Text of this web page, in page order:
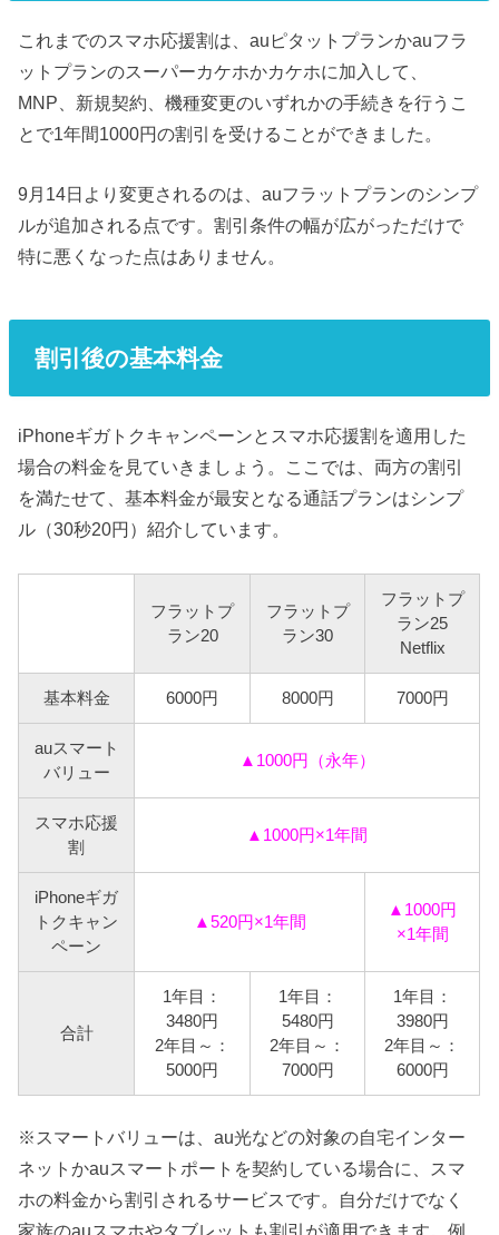
これまでのスマホ応援割は、auピタットプランかauフラ
ットプランのスーパーカケホかカケホに加入して、
MNP、新規契約、機種変更のいずれかの手続きを行うこ
とで1年間1000円の割引を受けることができました。
9月14日より変更されるのは、auフラットプランのシンプ
ルが追加される点です。割引条件の幅が広がっただけで
特に悪くなった点はありません。
割引後の基本料金
iPhoneギガトクキャンペーンとスマホ応援割を適用した
場合の料金を見ていきましょう。ここでは、両方の割引
を満たせて、基本料金が最安となる通話プランはシンプ
ル（30秒20円）紹介しています。
フラットプ
ラン20
フラットプ
ラン30
フラットプ
ラン25
Netflix
基本料金 6000円 8000円 7000円
auスマート
バリュー
▲1000円（永年）
スマホ応援
割
▲1000円×1年間
iPhoneギガ
トクキャン
ペーン
▲520円×1年間
▲1000円
×1年間
合計
1年目：
3480円
2年目～：
5000円
1年目：
5480円
2年目～：
7000円
1年目：
3980円
2年目～：
6000円
※スマートバリューは、au光などの対象の自宅インター
ネットかauスマートポートを契約している場合に、スマ
ホの料金から割引されるサービスです。自分だけでなく
家族のauスマホやタブレットも割引が適用できます。例